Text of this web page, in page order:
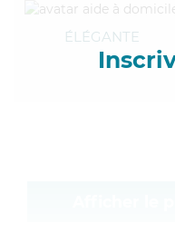
ÉLÉGANTE